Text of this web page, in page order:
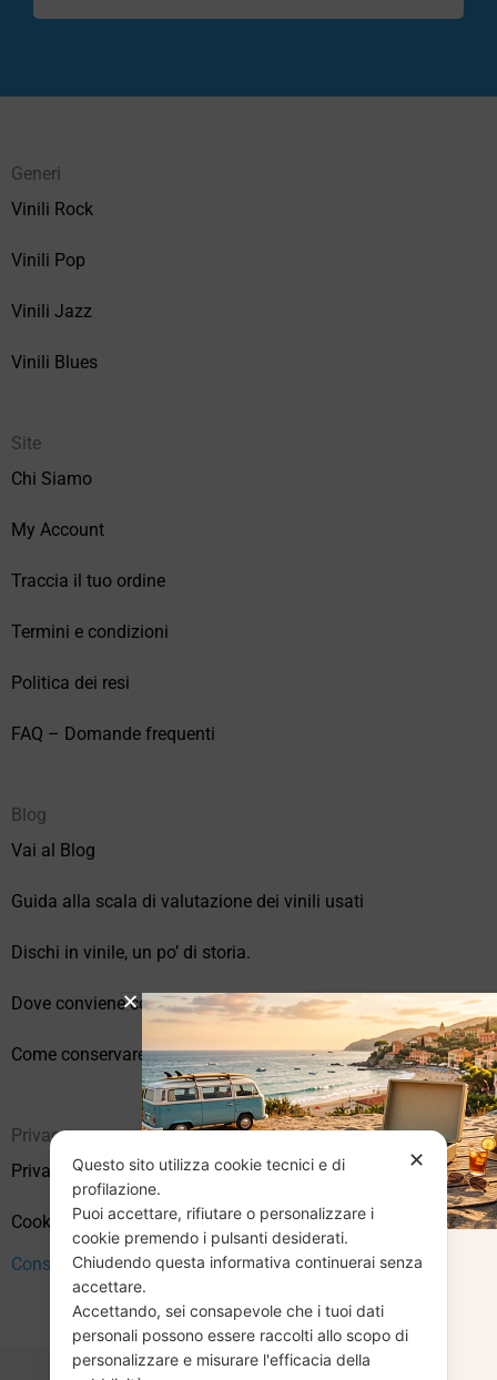
Generi
Vinili Rock
Vinili Pop
Vinili Jazz
Vinili Blues
Site
Chi Siamo
My Account
Traccia il tuo ordine
Termini e condizioni
Politica dei resi
FAQ – Domande frequenti
Blog
Vai al Blog
Guida alla scala di valutazione dei vinili usati
Dischi in vinile, un po’ di storia.
Dove conviene comprare vinili online?
Come conservare correttamente i vinili usati
Privacy
Privacy Policy
Cookie Policy (UE)
Consenso
✕
Questo sito utilizza cookie tecnici e di
profilazione.
Puoi accettare, rifiutare o personalizzare i
cookie premendo i pulsanti desiderati.
Chiudendo questa informativa continuerai senza
accettare.
Accettando, sei consapevole che i tuoi dati
personali possono essere raccolti allo scopo di
personalizzare e misurare l'efficacia della
CHIUSURA
ESTIVA